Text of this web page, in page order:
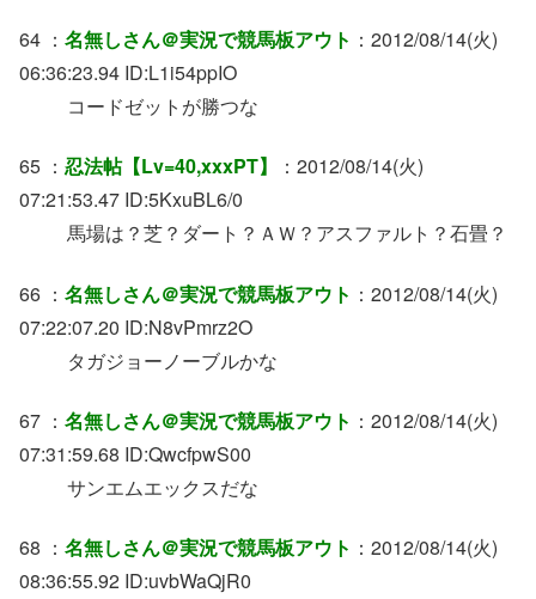
64 ： 名無しさん＠実況で競馬板アウト ：2012/08/14(火)
06:36:23.94 ID:L1i54ppIO
コードゼットが勝つな
65 ： 忍法帖【Lv=40,xxxPT】
：2012/08/14(火)
07:21:53.47 ID:5KxuBL6/0
馬場は？芝？ダート？ＡＷ？アスファルト？石畳？
66 ： 名無しさん＠実況で競馬板アウト ：2012/08/14(火)
07:22:07.20 ID:N8vPmrz2O
タガジョーノーブルかな
67 ： 名無しさん＠実況で競馬板アウト ：2012/08/14(火)
07:31:59.68 ID:QwcfpwS00
サンエムエックスだな
68 ： 名無しさん＠実況で競馬板アウト ：2012/08/14(火)
08:36:55.92 ID:uvbWaQjR0